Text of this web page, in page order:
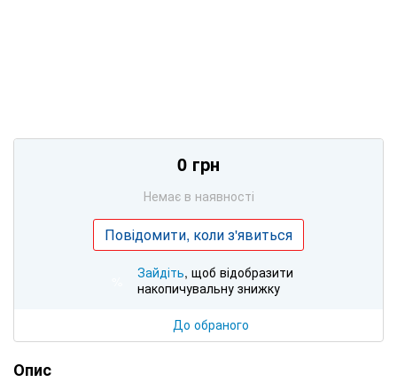
0 грн
Немає в наявності
Повідомити, коли з'явиться
Зайдіть, щоб відобразити
накопичувальну знижку
До обраного
Опис